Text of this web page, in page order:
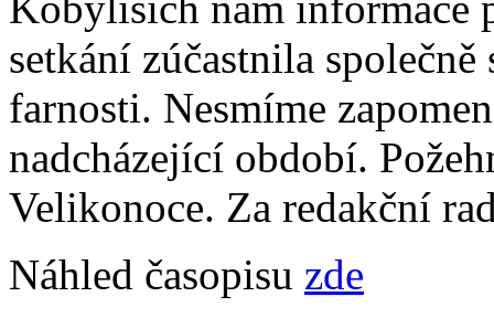
setkání zúčastnila
farnosti. Nesmíme
nadcházející období.
Velikonoce. Za redakční
Náhled časopisu zde